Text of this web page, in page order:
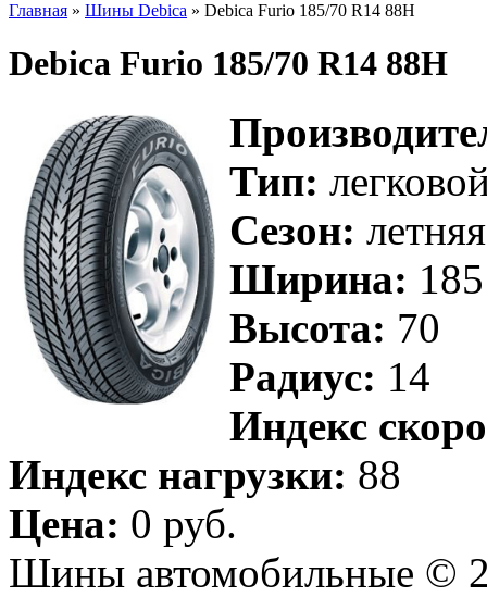
Главная » Шины Debica » Debica Furio 185/70 R14 88H
Debica Furio 185/70 R14 88H
Тип:
Сезон: летняя
Ширина: 185
Высота: 70
Радиус: 14
Индекс
Индекс нагрузки: 88
Цена: 0 руб.
Шины автомобильные ©